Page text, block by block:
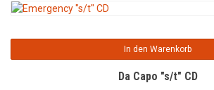
In den Warenkorb
Da Capo "s/t" CD